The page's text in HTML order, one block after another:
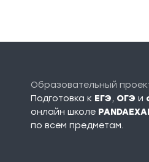
Образовательный
Подготовка к ЕГЭ, ОГЭ и
онлайн школе
по всем предметам.